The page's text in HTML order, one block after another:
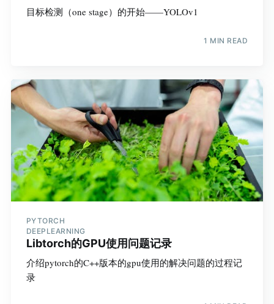
目标检测（one stage）的开始——YOLOv1
1 MIN READ
PYTORCH
DEEPLEARNING
Libtorch的GPU使用问题记录
介绍pytorch的C++版本的gpu使用的解决问题的过程记
录